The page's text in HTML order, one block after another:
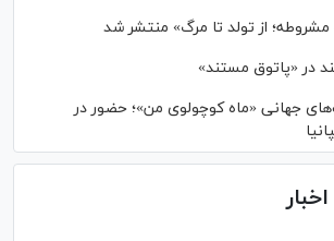
از تولد تا مرگ» منتشر شد
جهانی «ماه کوچولوی من»؛ حضور در